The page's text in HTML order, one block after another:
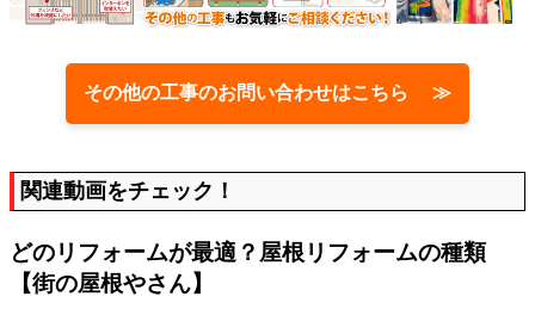
その他の工事のお問い合わせはこちら ≫
関連動画をチェック！
どのリフォームが最適？屋根リフォームの種類
【街の屋根やさん】